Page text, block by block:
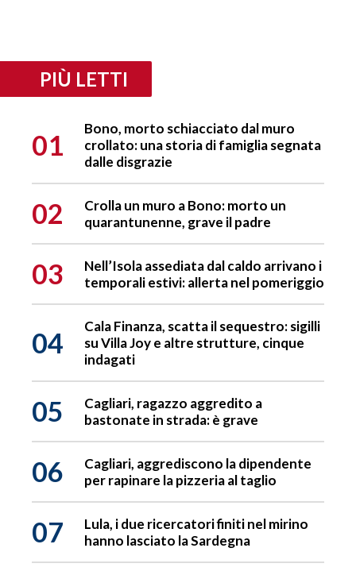
PIÙ LETTI
01
Bono, morto schiacciato dal muro
crollato: una storia di famiglia segnata
dalle disgrazie
02
Crolla un muro a Bono: morto un
quarantunenne, grave il padre
03
Nell’Isola assediata dal caldo arrivano i
temporali estivi: allerta nel pomeriggio
04
Cala Finanza, scatta il sequestro: sigilli
su Villa Joy e altre strutture, cinque
indagati
05
Cagliari, ragazzo aggredito a
bastonate in strada: è grave
06
Cagliari, aggrediscono la dipendente
per rapinare la pizzeria al taglio
07
Lula, i due ricercatori finiti nel mirino
hanno lasciato la Sardegna